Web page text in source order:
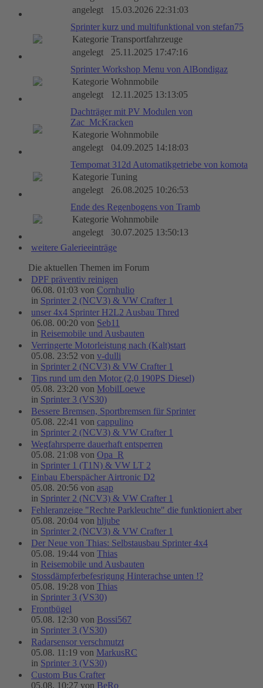
angelegt
15.03.2026 22:31:03
Sprinter kurz und multifunktional von stefan75
Kategorie Transportfahrzeuge
angelegt
25.11.2025 17:47:16
Sprinter Workshop Menu von AlBondigaz
Kategorie Wohnmobile
angelegt
12.11.2025 13:13:05
Dachträger mit PV Modulen von
Zac_McKracken
Kategorie Wohnmobile
angelegt
04.09.2025 14:18:03
Tempomat 312d Automatikgetriebe von komota
Kategorie Tuning
angelegt
26.08.2025 10:26:53
Ende des Regenbogens von Tramb
Kategorie Wohnmobile
angelegt
30.07.2025 13:50:13
weitere Galerieeinträge
Die aktuellen Themen im Forum
DPF präventiv reinigen
06.08. 01:03 von Cornhulio
in Sprinter 2 (NCV3) & VW Crafter 1
unser 4x4 Sprinter H2L2 Ausbau Thred
06.08. 00:20 von Seb11
in Reisemobile und Ausbauten
Verringerte Motorleistung nach (Kalt)start
05.08. 23:52 von v-dulli
in Sprinter 2 (NCV3) & VW Crafter 1
Tips rund um den Motor (2,0 190PS Diesel)
05.08. 23:20 von MobilLoewe
in Sprinter 3 (VS30)
Bessere Bremsen, Sportbremsen für Sprinter
05.08. 22:41 von cappulino
in Sprinter 2 (NCV3) & VW Crafter 1
Wegfahrsperre dauerhaft entsperren
05.08. 21:08 von Opa_R
in Sprinter 1 (T1N) & VW LT 2
Einbau Eberspächer Airtronic D2
05.08. 20:56 von asap
in Sprinter 2 (NCV3) & VW Crafter 1
Fehleranzeige "Rechte Parkleuchte" die funktioniert aber
05.08. 20:04 von hljube
in Sprinter 2 (NCV3) & VW Crafter 1
Der Neue von Thias: Selbstausbau Sprinter 4x4
05.08. 19:44 von Thias
in Reisemobile und Ausbauten
Stossdämpferbefesrigung Hinterachse unten !?
05.08. 19:28 von Thias
in Sprinter 3 (VS30)
Frontbügel
05.08. 12:30 von Bossi567
in Sprinter 3 (VS30)
Radarsensor verschmutzt
05.08. 11:19 von MarkusRC
in Sprinter 3 (VS30)
Custom Bus Crafter
05.08. 10:27 von BeRo